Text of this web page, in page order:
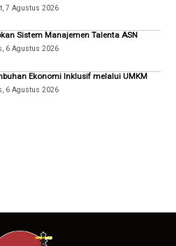
7 Agustus 2026
Sistem Manajemen Talenta ASN
6 Agustus 2026
Ekonomi Inklusif melalui UMKM
6 Agustus 2026